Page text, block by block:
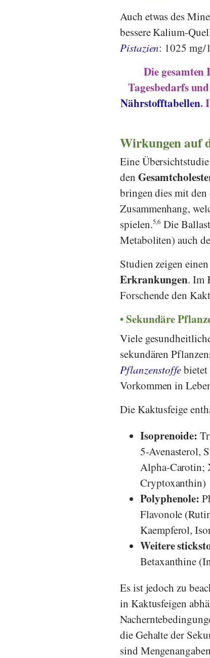
Auch etwas des
bessere Kalium-
Pistazien: 1025 mg/
Die
Tagesbedarfs
Nährstofftabellen.
Wirkungen auf
Eine
den
bringen dies mit
Zusammenhang,
spielen.5,6 Die
Metaboliten) auch
Studien zeigen
Erkrankungen. Im
Forschende den
Sekundäre
Viele
sekundären
Pflanzenstoffe
Vorkommen in
Die Kaktusfeige
Isoprenoide:
5-Avenasterol,
Alpha-Carotin;
Cryptoxanthin)
Polyphenole:
Flavonole
Kaempferol,
Weitere
Betaxanthine
Es ist jedoch zu
in Kaktusfeigen
die Gehalte der
sind